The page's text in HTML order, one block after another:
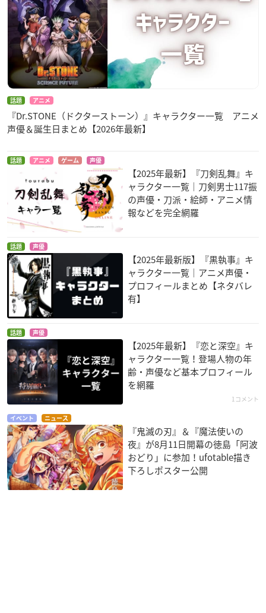
話題 アニメ
『Dr.STONE（ドクターストーン）』キャラクター一覧 アニメ
声優＆誕生日まとめ【2026年最新】
話題 アニメ ゲーム 声優
【2025年最新】『刀剣乱舞』キ
ャラクター一覧｜刀剣男士117振
の声優・刀派・絵師・アニメ情
報などを完全網羅
話題 声優
【2025年最新版】『黒執事』キ
ャラクター一覧｜アニメ声優・
プロフィールまとめ【ネタバレ
有】
話題 声優
【2025年最新】『恋と深空』キ
ャラクター一覧！登場人物の年
齢・声優など基本プロフィール
を網羅
1コメント
イベント ニュース
『鬼滅の刃』＆『魔法使いの
夜』が8月11日開幕の徳島「阿波
おどり」に参加！ufotable描き
下ろしポスター公開